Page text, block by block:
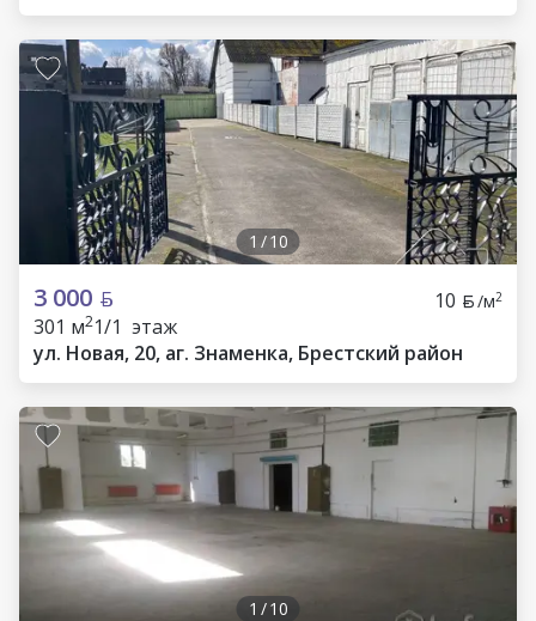
1 /10
3 000 10 /м2
301 м21/1 этаж
ул. Новая, 20, аг. Знаменка, Брестский район
1 /10